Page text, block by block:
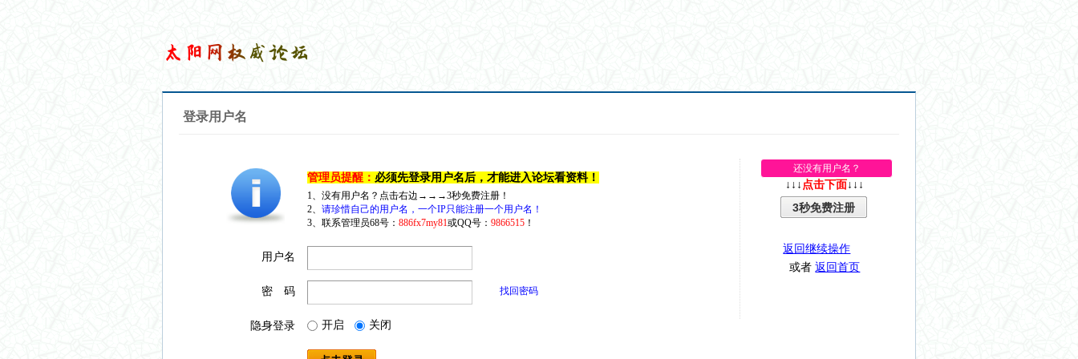
登录用户名
管理员提醒： 必须先登录用户名后，才能进入论坛看资料！
1、没有用户名？点击右边→→→3秒免费注册！
2、 请珍惜自己的用户名，一个IP只能注册一个用户名！
3、联系管理员68号： 886fx7my81或QQ号： 9866515！
用户名
密 码 找回密码
隐身登录 开启 关闭
还没有用户名？
↓↓↓ 点击下面 ↓↓↓
3秒免费注册
返回继续操作
或者返回首页